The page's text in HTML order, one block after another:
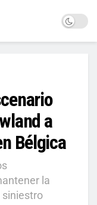
a
Bélgica
la
siniestro